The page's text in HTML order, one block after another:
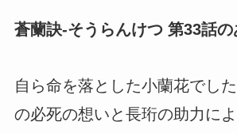
蒼蘭訣-そうらんけつ 第33話の
自ら命を落とした小蘭花でし
の必死の想いと長珩の助力に